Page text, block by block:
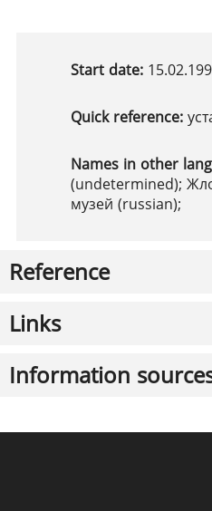
Start date:
Quick reference:
Names in other
(undetermined);
музей (russian);
Reference
Links
Information